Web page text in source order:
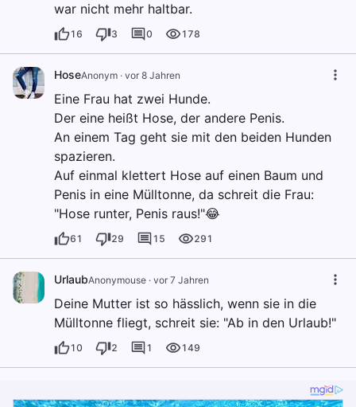
war nicht mehr haltbar.
16 3 0 178
HoseAnonym · vor 8 Jahren
Eine Frau hat zwei Hunde.
Der eine heißt Hose, der andere Penis.
An einem Tag geht sie mit den beiden Hunden
spazieren.
Auf einmal klettert Hose auf einen Baum und
Penis in eine Mülltonne, da schreit die Frau:
"Hose runter, Penis raus!"😂
61 29 15 291
UrlaubAnonymouse · vor 7 Jahren
Deine Mutter ist so hässlich, wenn sie in die
Mülltonne fliegt, schreit sie: "Ab in den Urlaub!"
10 2 1 149